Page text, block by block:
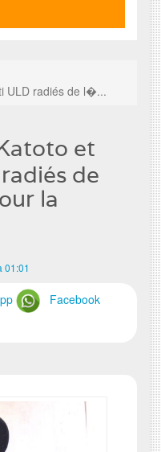
ULD radiés de l�...
et
de
la
01:01
Facebook